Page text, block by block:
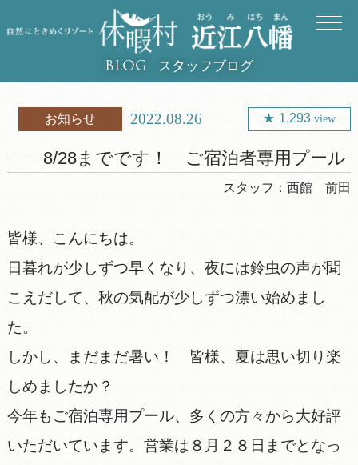
BLOG スタッフブログ
お知らせ 2022.08.26 1,293view
8/28までです！ ご宿泊者専用プール
スタッフ：西館 前田
皆様、こんにちは。
日暮れが少しずつ早くなり、夜には鈴虫の声が聞
こえだして、秋の気配が少しずつ漂い始めまし
た。
しかし、まだまだ暑い！ 皆様、夏は思い切り楽
しめましたか？
今年もご宿泊専用プール、多くの方々から大好評
いただいています。営業は８月２８日までとなっ